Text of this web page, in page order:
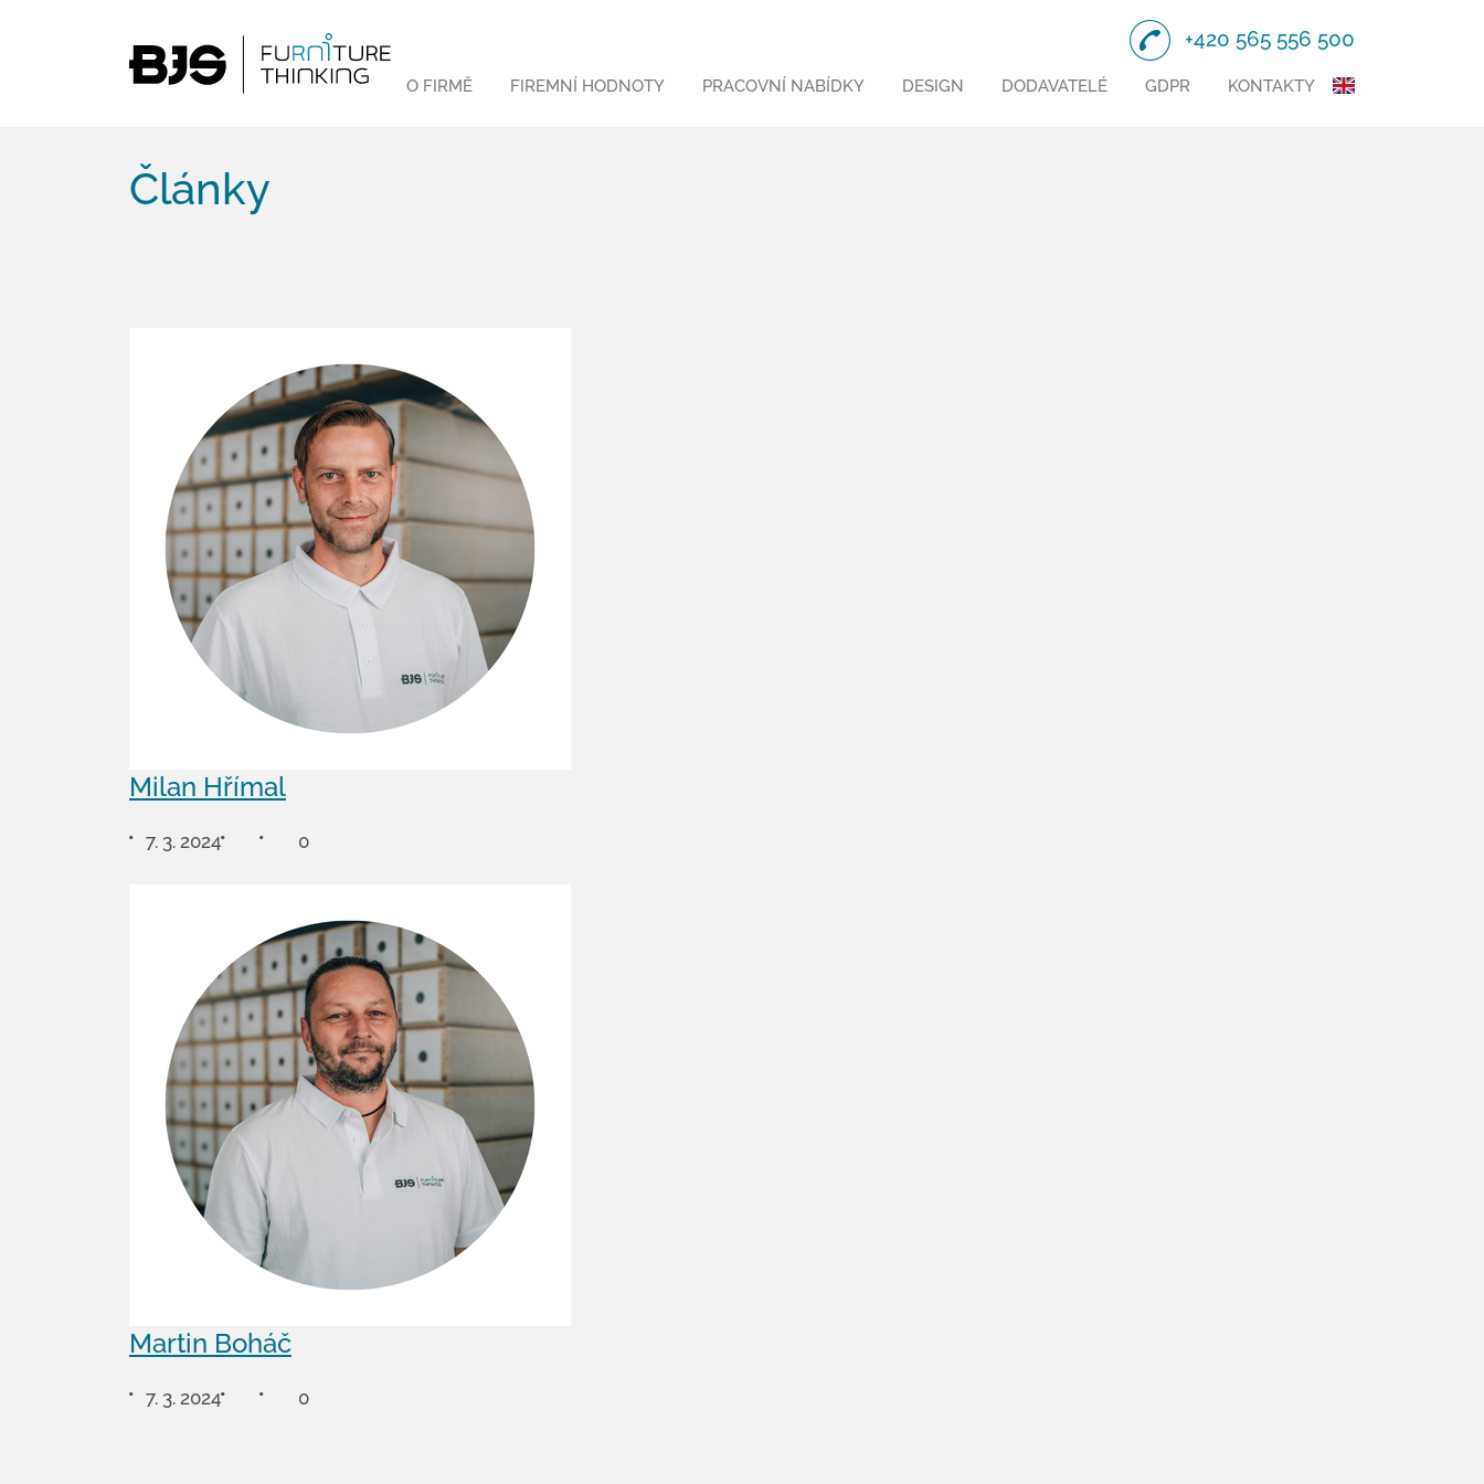
+420 565 556 500
O FIRMĚ FIREMNÍ HODNOTY PRACOVNÍ NABÍDKY DESIGN DODAVATELÉ GDPR KONTAKTY
Články
Milan Hřímal
7. 3. 2024 0
Martin Boháč
7. 3. 2024 0